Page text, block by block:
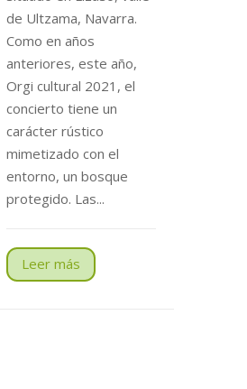
de Ultzama, Navarra.
Como en años
anteriores, este año,
Orgi cultural 2021, el
concierto tiene un
carácter rústico
mimetizado con el
entorno, un bosque
protegido. Las...
Leer más